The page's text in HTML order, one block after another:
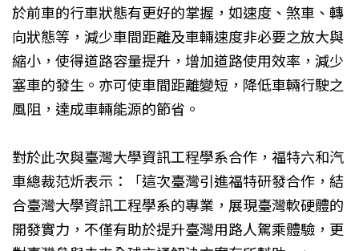
於前車的行車狀態有更好的掌握，如速度、煞車、轉
向狀態等，減少車間距離及車輛速度非必要之放大與
縮小，使得道路容量提升，增加道路使用效率，減少
塞車的發生。亦可使車間距離變短，降低車輛行駛之
風阻，達成車輛能源的節省。
對於此次與臺灣大學資訊工程學系合作，福特六和汽
車總裁范炘表示：「這次臺灣引進福特研發合作，結
合臺灣大學資訊工程學系的專業，展現臺灣軟硬體的
開發實力，不僅有助於提升臺灣用路人駕乘體驗，更